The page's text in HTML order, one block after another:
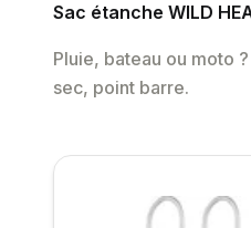
Sac étanche WILD
Pluie, bateau ou moto
sec, point barre.